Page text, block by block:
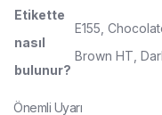
Etikette
nasıl
bulunur?
E155,
Brown HT,
Önemli Uyarı